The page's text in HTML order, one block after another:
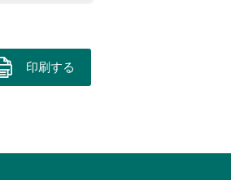
印刷する